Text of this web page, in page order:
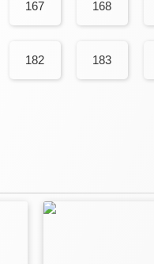
167 168
182 183